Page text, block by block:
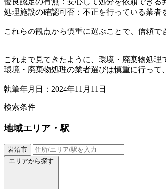
処理施設の確認可否：不正を行っている業
これらの観点から慎重に選ぶことで、信頼で
これまで見てきたように、環境・廃棄物処理
環境・廃棄物処理の業者選びは慎重に行って
執筆年月日：2024年11月11日
検索条件
地域エリア・駅
岩沼市
エリアから探す